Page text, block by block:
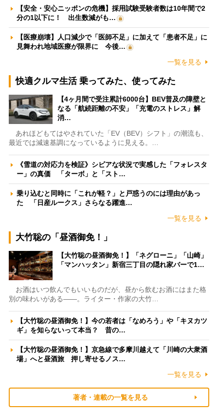
【安全・安心ニッポンの危機】採用試験受験者数は10年間で2
分の1以下に！ 出生数減がも…
【医療崩壊】人口減少で「医師不足」に加えて「患者不足」に
見舞われ地域医療が限界に 今後…
一覧を見る
快適クルマ生活 乗ってみた、使ってみた
【4ヶ月間で受注累計6000台】BEV普及の障壁と
なる「航続距離の不安」「充電のストレス」解
消…
あれほどもてはやされていた「EV（BEV）シフト」の潮流も、
最近では減速基調になっているように見える。…
《雪道の対応力を検証》シビアな状況で実感した「フォレスタ
ー」の真価 「ターボ」と「スト…
乗り込むと同時に「これが軽？」と戸惑うのには理由があっ
た 「日産ルークス」さらなる躍進…
一覧を見る
大竹聡の「昼酒御免！」
【大竹聡の昼酒御免！】「ネグローニ」「山崎」
「マンハッタン」新宿三丁目の隠れ家バーで1…
お酒はいつ飲んでもいいものだが、昼から飲むお酒にはまた格
別の味わいがある――。ライター・作家の大竹…
【大竹聡の昼酒御免！】今の若者は「なめろう」や「キヌカツ
ギ」を知らないって本当？ 昔の…
【大竹聡の昼酒御免！】京急線で多摩川越えて「川崎の大衆酒
場」へと昼酒旅 押し寄せるノス…
一覧を見る
著者・連載の一覧を見る